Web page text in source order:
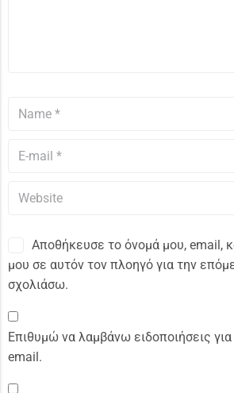
Αποθήκευσε το όνομά μου, email,
μου σε αυτόν τον πλοηγό για την
σχολιάσω.
Επιθυμώ να λαμβάνω ειδοποιήσεις
email.